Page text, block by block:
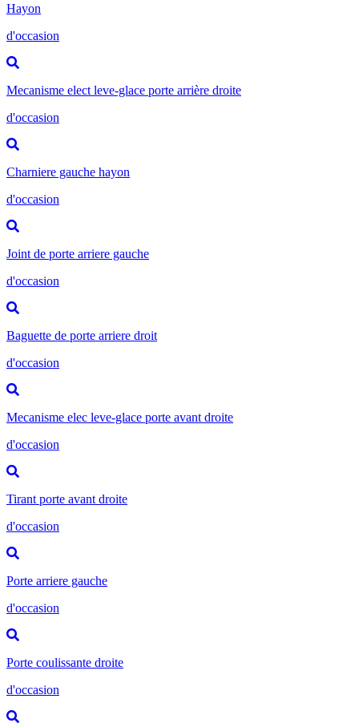
Hayon
d'occasion
Mecanisme elect leve-glace porte arrière droite
d'occasion
Charniere gauche hayon
d'occasion
Joint de porte arriere gauche
d'occasion
Baguette de porte arriere droit
d'occasion
Mecanisme elec leve-glace porte avant droite
d'occasion
Tirant porte avant droite
d'occasion
Porte arriere gauche
d'occasion
Porte coulissante droite
d'occasion